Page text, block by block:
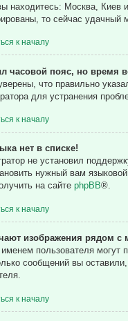
находитесь: Москва, Киев
то сейчас удачный
к началу
часовой пояс, но время
что правильно
для устранения
к началу
нет в списке!
не установил
нужный вам
на сайте phpBB®.
к началу
изображения рядом
пользователя могут
сообщений вы
к началу